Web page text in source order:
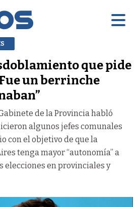
que pide
un berrinche
de la Provincia habló
algunos jefes comunales
con el objetivo de que la
tenga mayor “autonomía” a
elecciones en provinciales y